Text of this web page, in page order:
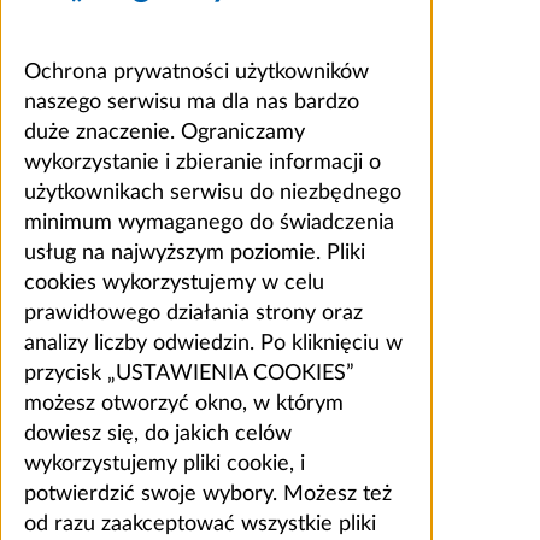
Ochrona prywatności użytkowników
naszego serwisu ma dla nas bardzo
duże znaczenie. Ograniczamy
wykorzystanie i zbieranie informacji o
użytkownikach serwisu do niezbędnego
minimum wymaganego do świadczenia
usług na najwyższym poziomie. Pliki
cookies wykorzystujemy w celu
prawidłowego działania strony oraz
analizy liczby odwiedzin. Po kliknięciu w
przycisk „USTAWIENIA COOKIES”
możesz otworzyć okno, w którym
dowiesz się, do jakich celów
wykorzystujemy pliki cookie, i
potwierdzić swoje wybory. Możesz też
od razu zaakceptować wszystkie pliki